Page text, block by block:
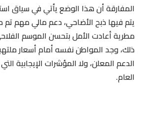
المفارقة أن هذا الوضع يأتي في سياق
يتم فيها ذبح الأضاحي، دعم مالي مهم
مطرية أعادت الأمل بتحسن الموسم
ذلك، وجد المواطن نفسه أمام أسعار
الدعم المعلن، ولا المؤشرات الإيجابية
العام.